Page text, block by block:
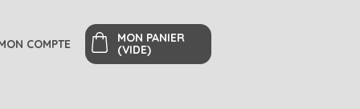
COMPTE
MON PANIER
(VIDE)